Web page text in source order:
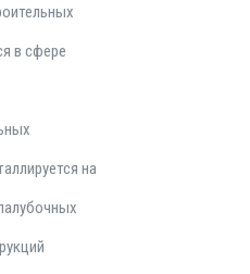
в сфере
на